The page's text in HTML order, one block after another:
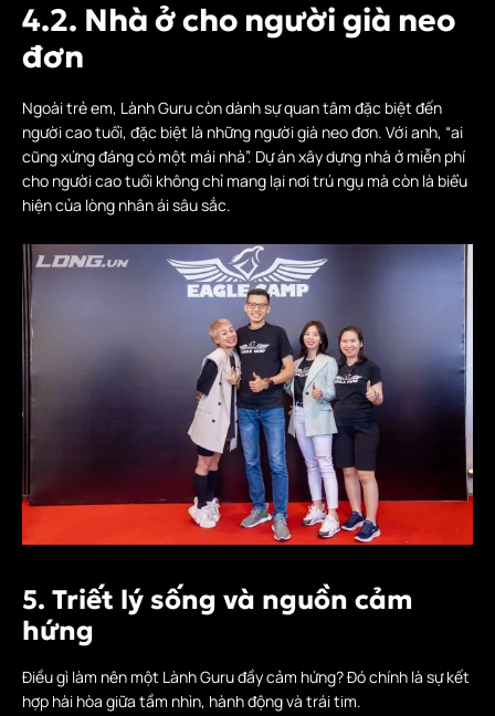
4.2. Nhà ở cho người già neo
đơn
Ngoài trẻ em, Lành Guru còn dành sự quan tâm đặc biệt đến
người cao tuổi, đặc biệt là những người già neo đơn. Với anh, “ai
cũng xứng đáng có một mái nhà”. Dự án xây dựng nhà ở miễn phí
cho người cao tuổi không chỉ mang lại nơi trú ngụ mà còn là biểu
hiện của lòng nhân ái sâu sắc.
5. Triết lý sống và nguồn cảm
hứng
Điều gì làm nên một Lành Guru đầy cảm hứng? Đó chính là sự kết
hợp hài hòa giữa tầm nhìn, hành động và trái tim.